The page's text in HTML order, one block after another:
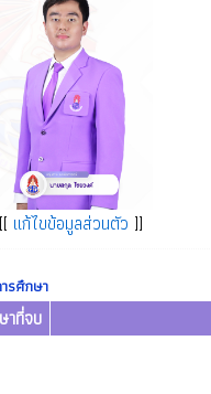
[[ แก้ไขข้อมูลส่วนตัว ]]
รศึกษา
าที่จบ